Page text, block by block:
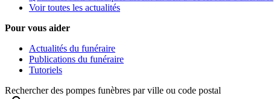
Voir toutes les actualités
Pour vous aider
Actualités du funéraire
Publications du funéraire
Tutoriels
Rechercher des pompes funèbres par ville ou code postal